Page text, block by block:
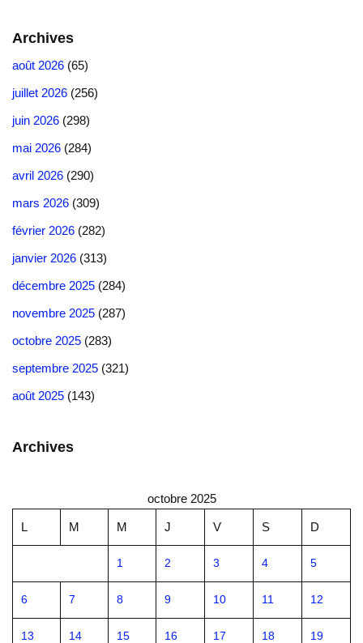
Archives
août 2026 (65)
juillet 2026 (256)
juin 2026 (298)
mai 2026 (284)
avril 2026 (290)
mars 2026 (309)
février 2026 (282)
janvier 2026 (313)
décembre 2025 (284)
novembre 2025 (287)
octobre 2025 (283)
septembre 2025 (321)
août 2025 (143)
Archives
octobre 2025
L M M J V S D
1 2 3 4 5
6 7 8 9 10 11 12
13 14 15 16 17 18 19